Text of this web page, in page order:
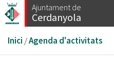
Vés
al
Ajuntament de
Cerdanyola
Esteu
aquí
Inici /Agenda d'activitats